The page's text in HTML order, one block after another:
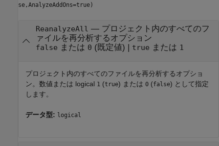
se,AnalyzeAddOns=true)
ReanalyzeAll — プロジェクト内のすべてのフ
ァイルを再分析するオプション
false または 0 (既定値) | true または 1
プロジェクト内のすべてのファイルを再分析するオプショ
ン。数値または logical 1 (true) または 0 (false) として指定
します。
データ型: logical